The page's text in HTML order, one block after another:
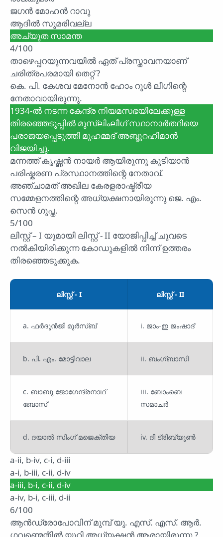
ജഗൻ മോഹൻ റാവു
ആദിൽ സുമരിവല്ല
അച്യുത സാമന്ത
4/100
താഴെപ്പറയുന്നവയിൽ ഏത് പ്രസ്താവനയാണ്
ചരിത്രപരമായി തെറ്റ് ?
കെ. പി. കേശവ മേനോൻ ഹോം റൂൾ ലീഗിന്റെ
നേതാവായിരുന്നു.
1934-ൽ നടന്ന കേന്ദ്ര നിയമസഭയിലേക്കുള്ള
തിരഞ്ഞെടുപ്പിൽ മുസ്ലിംലീഗ് സ്ഥാനാർത്ഥിയെ
പരാജയപ്പെടുത്തി മുഹമ്മദ് അബ്ദുറഹിമാൻ
വിജയിച്ചു.
മന്നത്ത് കൃഷ്ണൻ നായർ ആയിരുന്നു കുടിയാൻ
പരിഷ്കരണ പ്രസ്ഥാനത്തിന്റെ നേതാവ്.
അഞ്ചാമത് അഖില കേരളരാഷ്ട്രീയ
സമ്മേളനത്തിന്റെ അധ്യക്ഷനായിരുന്നു ജെ. എം.
സെൻ ഗുപ്ത.
5/100
ലിസ്റ്റ് – I യുമായി ലിസ്റ്റ് - II യോജിപ്പിച്ച് ചുവടെ
നൽകിയിരിക്കുന്ന കോഡുകളിൽ നിന്ന് ഉത്തരം
തിരഞ്ഞെടുക്കുക.
ലിസ്റ്റ് - I ലിസ്റ്റ് - II
a. ഫർദൂൻജി മുർസ്ബ് i. ജാം-ഇ ജംഷാദ്
b. പി. എം. മോട്ടിവാല ii. ബംഗ്ബാസി
c. ബാബു ജോഗേന്ദ്രനാഥ്
ബോസ്
iii. ബോംബെ
സമാചർ
d. ദയാൽ സിംഗ് മജെക്തിയ iv. ദി ട്രിബ്യൂൺ
a-ii, b-iv, c-i, d-iii
a-i, b-iii, c-ii, d-iv
a-iii, b-i, c-ii, d-iv
a-iv, b-i, c-iii, d-ii
6/100
ആൻഡ്രോപോവിന് മുമ്പ് യു. എസ്. എസ്. ആർ.